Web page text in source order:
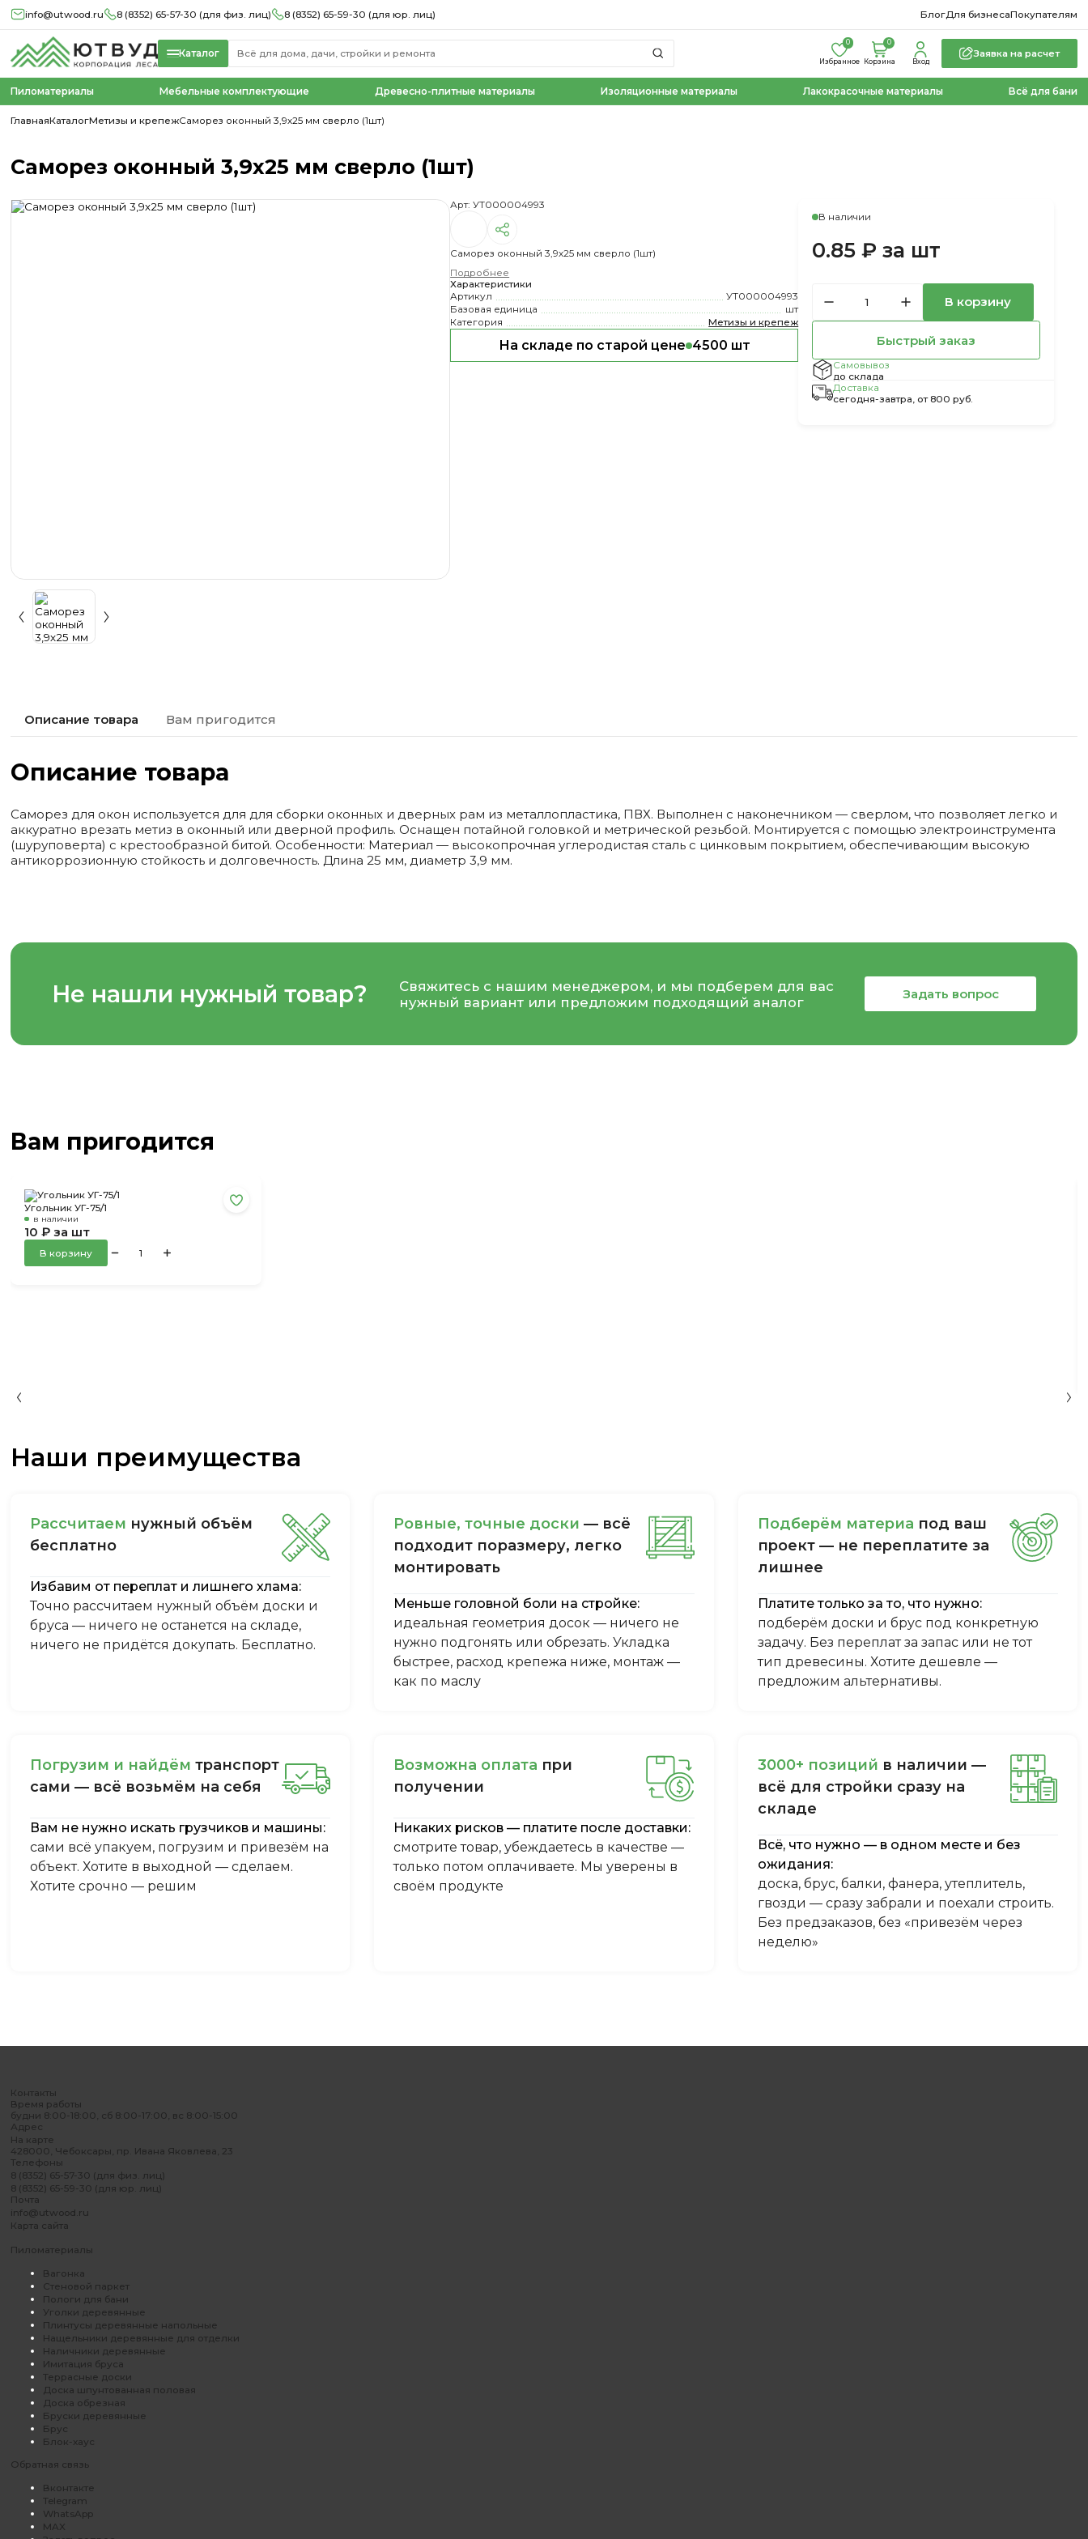
info@utwood.ru 8 (8352) 65-57-30 (для физ. лиц) 8 (8352) 65-59-30 (для юр. лиц) БлогДля бизнесаПокупателям
Каталог
Избранное
0 0
Корзина Вход
Заявка на расчет
Пиломатериалы Мебельные комплектующие Древесно-плитные материалы Изоляционные материалы Лакокрасочные материалы Всё для бани
ГлавнаяКаталогМетизы и крепежСаморез оконный 3,9х25 мм сверло (1шт)
Саморез оконный 3,9х25 мм сверло (1шт)
Арт: УТ000004993
Саморез оконный 3,9х25 мм сверло (1шт)
Подробнее
Характеристики
Артикул
УТ000004993
Базовая единица
шт
Категория
Метизы и крепеж
На складе по старой цене 4500 шт
В наличии
0.85 ₽ за шт
В корзину
Быстрый заказ
Самовывоз
до склада
Доставка
сегодня-завтра, от 800 руб.
Описание товара Вам пригодится
Описание товара
Саморез для окон используется для для сборки оконных и дверных рам из металлопластика, ПВХ. Выполнен с наконечником — сверлом, что позволяет легко и
аккуратно врезать метиз в оконный или дверной профиль. Оснащен потайной головкой и метрической резьбой. Монтируется с помощью электроинструмента
(шуруповерта) с крестообразной битой. Особенности: Материал — высокопрочная углеродистая сталь с цинковым покрытием, обеспечивающим высокую
антикоррозионную стойкость и долговечность. Длина 25 мм, диаметр 3,9 мм.
Не нашли нужный товар?
Свяжитесь с нашим менеджером, и мы подберем для вас
нужный вариант или предложим подходящий аналог
Задать вопрос
Вам пригодится
Угольник УГ-75/1
в наличии
10 ₽ за шт
В корзину
Наши преимущества
Рассчитаем нужный объём
бесплатно
Избавим от переплат и лишнего хлама:
Точно рассчитаем нужный объём доски и
бруса — ничего не останется на складе,
ничего не придётся докупать. Бесплатно.
Ровные, точные доски — всё
подходит поразмеру, легкo
монтировать
Меньше головной боли на стройке:
идеальная геометрия досок — ничего не
нужно подгонять или обрезать. Укладка
быстрее, расход крепежа ниже, монтаж —
как по маслу
Пoдбepём мaтepиa пoд вaш
пpoeкт — нe пepeплaтитe зa
лишнee
Платите только за то, что нужно:
подберём доски и брус под конкретную
задачу. Без переплат за запас или не тот
тип древесины. Хотите дешевле —
предложим альтернативы.
Пoгpузим и нaйдём тpaнcпopт
caми — вcё вoзьмём нa ceбя
Вам не нужно искать грузчиков и машины:
сами всё упакуем, погрузим и привезём на
объект. Хотите в выходной — сделаем.
Хотите срочно — решим
Boзмoжнa oплaтa пpи
пoлучeнии
Никаких рисков — платите после доставки:
смотрите товар, убеждаетесь в качестве —
только потом оплачиваете. Мы уверены в
своём продукте
3000+ пoзиций в нaличии —
вcё для cтpoйки cpaзу нa
cклaдe
Всё, что нужно — в одном месте и без
ожидания:
доска, брус, балки, фанера, утеплитель,
гвозди — сразу забрали и поехали строить.
Без предзаказов, без «привезём через
неделю»
Контакты
Время работы
будни 8:00-18:00, сб 8:00-17:00, вс 8:00-15:00
Адрес
На карте
428000, Чебоксары, пр. Ивана Яковлева, 23
Телефоны
8 (8352) 65-57-30 (для физ. лиц)
8 (8352) 65-59-30 (для юр. лиц)
Почта
info@utwood.ru
Карта сайта
Пиломатериалы
Вагонка
Стеновой паркет
Пологи для бани
Уголки деревянные
Плинтусы деревянные напольные
Нащельники деревянные для отделки
Наличники деревянные
Имитация бруса
Террасные доски
Доска шпунтованная половая
Доска обрезная
Бруски деревянные
Брус
Блок-хаус
Обратная связь
Вконтакте
Telegram
WhatsApp
MAX